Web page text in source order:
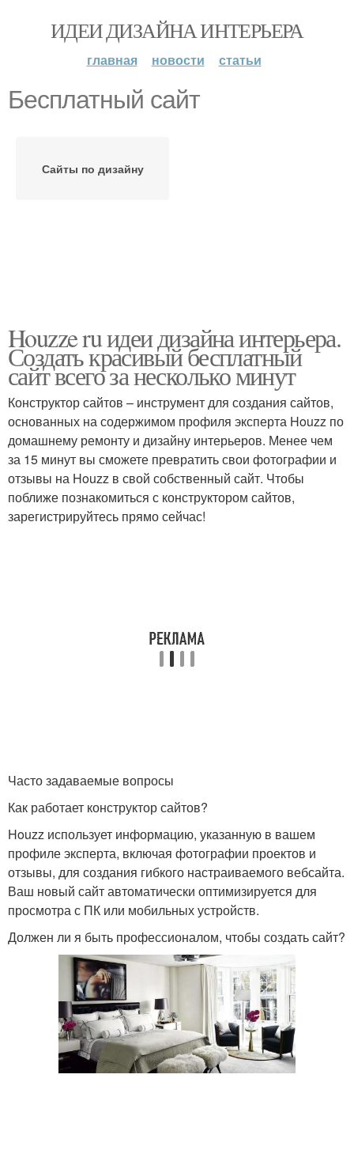
ИДЕИ ДИЗАЙНА ИНТЕРЬЕРА
главная новости статьи
Бесплатный сайт
Сайты по дизайну
Houzze ru идеи дизайна интерьера.
Создать красивый бесплатный
сайт всего за несколько минут
Конструктор сайтов – инструмент для создания сайтов,
основанных на содержимом профиля эксперта Houzz по
домашнему ремонту и дизайну интерьеров. Менее чем
за 15 минут вы сможете превратить свои фотографии и
отзывы на Houzz в свой собственный сайт. Чтобы
поближе познакомиться с конструктором сайтов,
зарегистрируйтесь прямо сейчас!
Часто задаваемые вопросы
Как работает конструктор сайтов?
Houzz использует информацию, указанную в вашем
профиле эксперта, включая фотографии проектов и
отзывы, для создания гибкого настраиваемого вебсайта.
Ваш новый сайт автоматически оптимизируется для
просмотра с ПК или мобильных устройств.
Должен ли я быть профессионалом, чтобы создать сайт?